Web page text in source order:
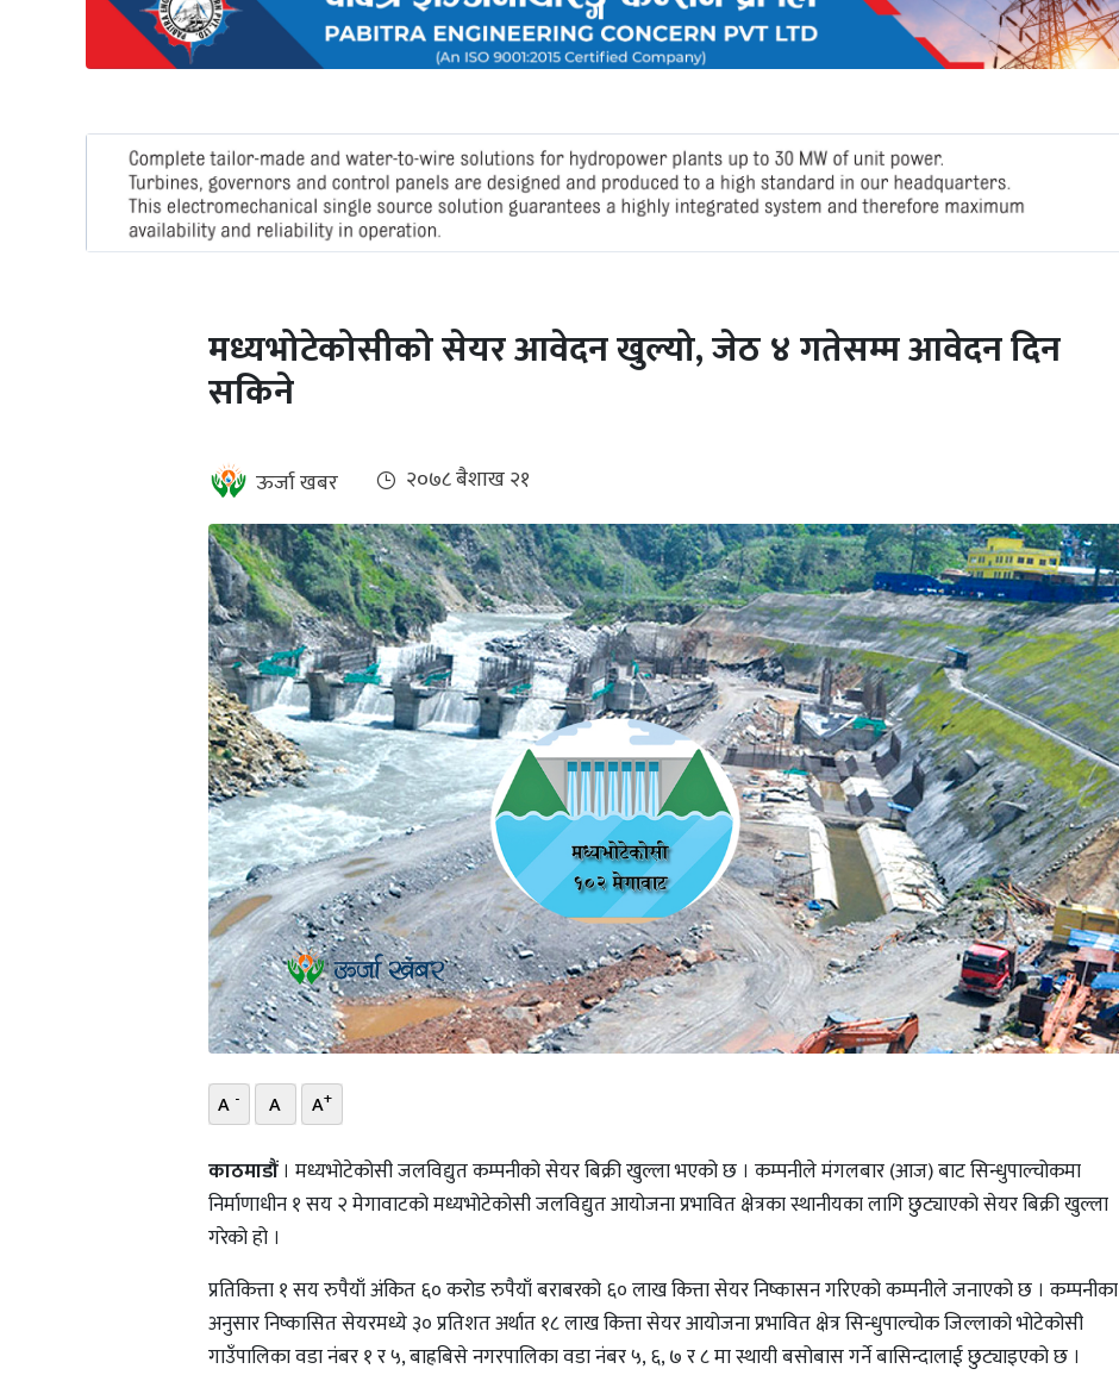
जलवायु
मध्यभोटेकोसीको सेयर आवेदन खुल्यो, जेठ ४ गतेसम्म आवेदन दिन
सकिने
ऊर्जा खबर २०७८ ब‌ैशाख २१
A - A A+
काठमाडौं। मध्यभोटेकोसी जलविद्युत कम्पनीको सेयर बिक्री खुल्ला भएको छ । कम्पनीले मंगलबार (आज) बाट सिन्धुपाल्चोकमा
निर्माणाधीन १ सय २ मेगावाटको मध्यभोटेकोसी जलविद्युत आयोजना प्रभावित क्षेत्रका स्थानीयका लागि छुट्याएको सेयर बिक्री खुल्ला
गरेको हो ।
प्रतिकित्ता १ सय रुपैयाँ अंकित ६० करोड रुपैयाँ बराबरको ६० लाख कित्ता सेयर निष्कासन गरिएको कम्पनीले जनाएको छ । कम्पनीका
अनुसार निष्कासित सेयरमध्ये ३० प्रतिशत अर्थात १८ लाख कित्ता सेयर आयोजना प्रभावित क्षेत्र सिन्धुपाल्चोक जिल्लाको भोटेकोसी
गाउँपालिका वडा नंबर १ र ५, बाह्रबिसे नगरपालिका वडा नंबर ५, ६, ७ र ८ मा स्थायी बसोबास गर्ने बासिन्दालाई छुट्याइएको छ ।